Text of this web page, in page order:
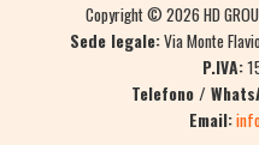
Copyright © 2026 HD
Sede legale:Via Monte
P.IVA:
Telefono /
Email: